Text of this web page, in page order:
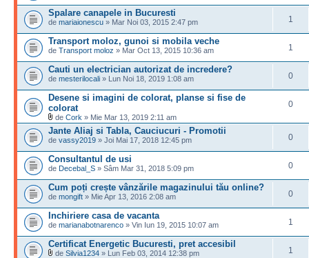
Spalare canapele in Bucuresti
de mariaionescu » Mar Noi 03, 2015 2:47 pm 1
Transport moloz, gunoi si mobila veche
de Transport moloz » Mar Oct 13, 2015 10:36 am 1
Cauti un electrician autorizat de incredere?
de mesterilocali » Lun Noi 18, 2019 1:08 am 0
Desene si imagini de colorat, planse si fise de
colorat
de Cork » Mie Mar 13, 2019 2:11 am
0
Jante Aliaj si Tabla, Cauciucuri - Promotii
de vassy2019 » Joi Mai 17, 2018 12:45 pm 0
Consultantul de usi
de Decebal_S » Sâm Mar 31, 2018 5:09 pm 0
Cum poți crește vânzările magazinului tău online?
de mongift » Mie Apr 13, 2016 2:08 am 0
Inchiriere casa de vacanta
de marianabotnarenco » Vin Iun 19, 2015 10:07 am 1
Certificat Energetic Bucuresti, pret accesibil
de Silvia1234 » Lun Feb 03, 2014 12:38 pm 1